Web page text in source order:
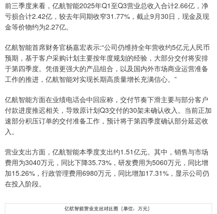
前三季度来看，亿航智能2025年Q1至Q3营业总收入合计2.66亿，净
亏损合计2.42亿，较去年同期收窄31.77%，截止9月30日，现金及现
金等价物约为2.27亿。
亿航智能首席财务官杨嘉宏表示:“公司仍维持全年营收约5亿元人民币
预期，基于客户采购计划主要按年度规划的经验，大部分交付将安排
于第四季度。凭借更强大的产品组合，以及国内外市场商业运营准备
工作的推进，亿航智能对实现长期高质量增长充满信心。”
亿航智能方面在业绩电话会中回应称，交付节奏下滑主要与部分客户
付款进度推迟相关，导致原计划Q3交付的30架未确认收入。当前正加
速部分积压订单的交付准备工作，预计将于第四季度确认部分延迟收
入。
营业支出方面，亿航智能本季度支出约1.51亿元。其中，销售与市场
费用为3040万元，同比下降35.73%，研发费用为5060万元，同比增
加15.26%，行政管理费用6980万元，同比增加17.31%，显示公司仍
在投入阶段。